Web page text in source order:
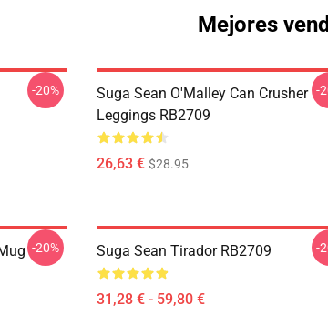
Mejores
-20%
Suga Sean O'Malley Can Crusher
Leggings RB2709
26,63 € $28.95
-
-20% Suga Sean Tirador RB2709
31,28 € - 59,80 €
-